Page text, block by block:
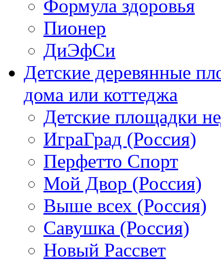
Формула здоровья
Пионер
ДиЭфСи
Детские деревянные
дома или коттеджа
Детские площадки
ИграГрад (Россия)
Перфетто Спорт
Мой Двор (Россия)
Выше всех (Россия)
Савушка (Россия)
Новый Рассвет